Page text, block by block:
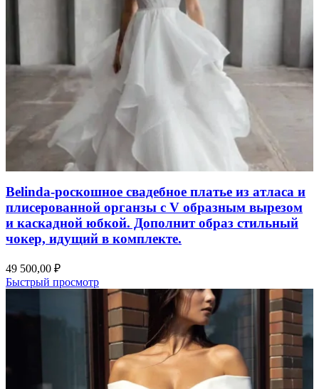
Belinda-роскошное свадебное платье из атласа и
плисерованной органзы с V образным вырезом
и каскадной юбкой. Дополнит образ стильный
чокер, идущий в комплекте.
49 500,00 ₽
Быстрый просмотр